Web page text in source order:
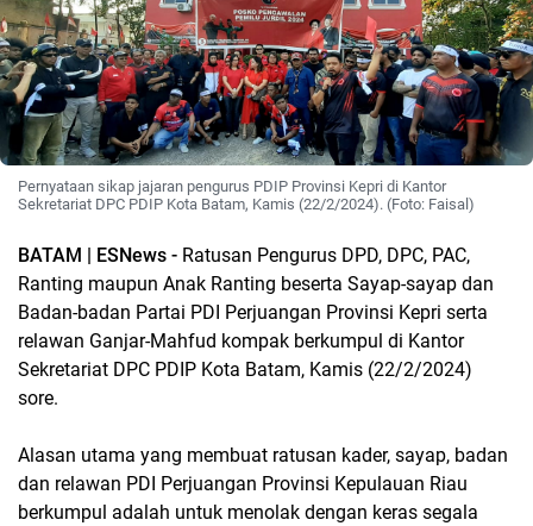
Pernyataan sikap jajaran pengurus PDIP Provinsi Kepri di Kantor
Sekretariat DPC PDIP Kota Batam, Kamis (22/2/2024). (Foto: Faisal)
BATAM | ESNews - Ratusan Pengurus DPD, DPC, PAC,
Ranting maupun Anak Ranting beserta Sayap-sayap dan
Badan-badan Partai PDI Perjuangan Provinsi Kepri serta
relawan Ganjar-Mahfud kompak berkumpul di Kantor
Sekretariat DPC PDIP Kota Batam, Kamis (22/2/2024)
sore.
Alasan utama yang membuat ratusan kader, sayap, badan
dan relawan PDI Perjuangan Provinsi Kepulauan Riau
berkumpul adalah untuk menolak dengan keras segala